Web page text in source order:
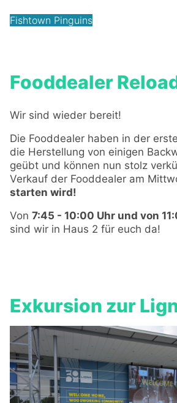
Fishtown Pinguins
Fooddealer
Wir sind wieder bereit!
Die Fooddealer haben in der
die Herstellung von einigen
geübt und können nun stolz
Verkauf der Fooddealer am
starten wird!
Von 7:45 - 10:00 Uhr und von
sind wir in Haus 2 für euch da!
Exkursion zur